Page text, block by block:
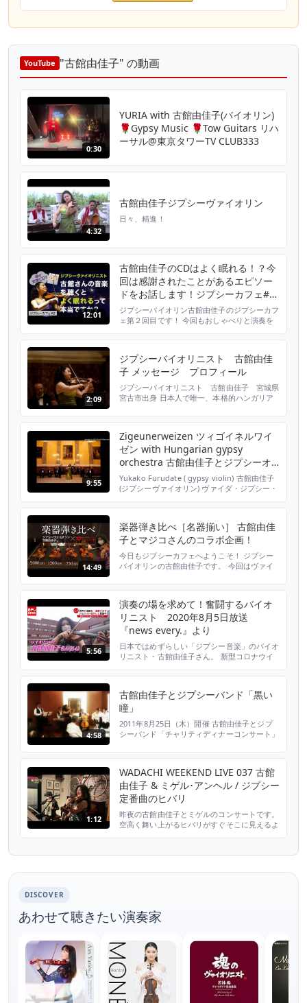
YouTube "古館由佳子" の動画
0:30
YURIA with 古館由佳子(バイオリン)
🌹Gypsy Music 🌹Tow Guitars リハ
ーサル@東京タワーTV CLUB333
4:32
古館由佳子ジプシーヴァイオリン
日々、精進！
12:01
古館由佳子のCDはよく眠れる！？今
回は感謝されたことがあるエピソー
ドをお話します！ジプシーカフェ#2
今回の演奏は Caccini : Ave Maria
ジプシーバイオリン古館由佳子のジプシーカフ
ェ第２回目です！ 今回もおしゃべりと演奏を
ているんです。 古館由佳子はみなさんに楽し
い音楽をお届けしたい、一緒に楽しみたいとい
う思いがあるのでジャンルに囚われず様々な音
楽を奏でます。その...
2:09
ジプシーバイオリニスト 古館由佳
子 メッセージ プロフィール
ジプシーバイオリニスト 古館由佳子 宮城県
宮古市出身 日本人で唯一、本格的ハンガリア
チャン­ピオンシップ・オブ・パフォーミング・
アーツ」(WCOPA)に出場する。 この世界選手
権には世界中から数多くのステージパフォーマ
9:55
Zigeunerweizen ツィゴイネルワイ
ゼン with Hungarian gypsy
orchestra 古館由佳子とジプシーオ
ーケストラ #zigeunerweizen
#violin
Yukako Furudate ( gypsy violin) 古館由佳子
(ジプシーヴァイオリン) ヴァイダ・ジプシー・
岩手県宮古市出身。桐朋学園大学音楽学部卒。
ハンガリー・ブダペストに...
14:49
楽器弾き比べ［名器揃い］ 古館由佳
子とマジコさんのコラボ企画！
今日もジプシーカフェへようこそ！ ジプシー
バイオリンの古館由佳子です。 今回はヴァイ
750万円 Ettore Soffritti 1927 …1200万円
Lorenzo Ven...
5:56
演奏の場を求めて！奮闘するバイオ
リニスト 2020年8月5日放送
『news every.』より
日本ではめずらしい「ジプシー音楽」のバイオ
リニスト・古館由佳子さん。 新型コロナウイ
の“ある姿”を見て一念発起！ ようやく見つけ出
した生演奏の場所とは… 2020年8月5日放送
ナ...
4:58
古館由佳子とジプシーバンド「黒い
瞳」
2011年8月25日（木）開催 古館由佳子とジプ
シーバンド「チャリティディナーコンサート」
1:12
WADACHI WEEKEND LIVE 037 古館
由佳子 & ミゲル･アンヘル / ジプシー
定番曲のヒバリ
昨夜の古館由佳子とミゲルのコンサートです。
空高く舞い上がるヒバリがすぐそこに見えるよ
2006年、ハンガリー国際ジプシーヴァイオリ
数授賞。ロマ民族以外で初めての授賞者とし
DISCOVER
あわせて聴きたい演奏家